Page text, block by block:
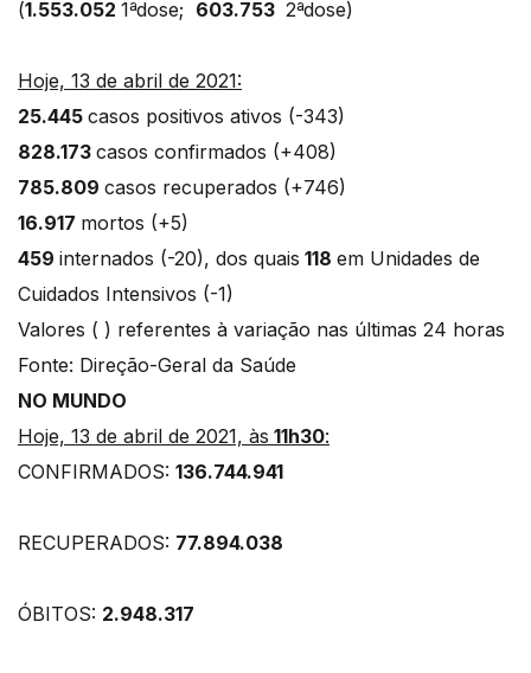
(1.553.052 1ªdose; 603.753 2ªdose)
Hoje, 13 de abril de 2021:
25.445 casos positivos ativos (-343)
828.173 casos confirmados (+408)
785.809 casos recuperados (+746)
16.917 mortos (+5)
459 internados (-20), dos quais 118 em Unidades de
Cuidados Intensivos (-1)
Valores ( ) referentes à variação nas últimas 24 horas
Fonte: Direção-Geral da Saúde
NO MUNDO
Hoje, 13 de abril de 2021, às 11h30:
CONFIRMADOS: 136.744.941
RECUPERADOS: 77.894.038
ÓBITOS: 2.948.317